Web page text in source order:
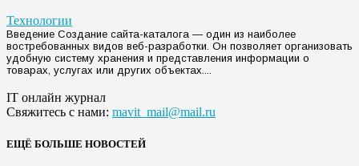
Технологии
Введение Создание сайта-каталога — один из наиболее
востребованных видов веб-разработки. Он позволяет организовать
удобную систему хранения и представления информации о
товарах, услугах или других объектах....
IT онлайн журнал
Свяжитесь с нами: mavit_mail@mail.ru
ЕЩЁ БОЛЬШЕ НОВОСТЕЙ